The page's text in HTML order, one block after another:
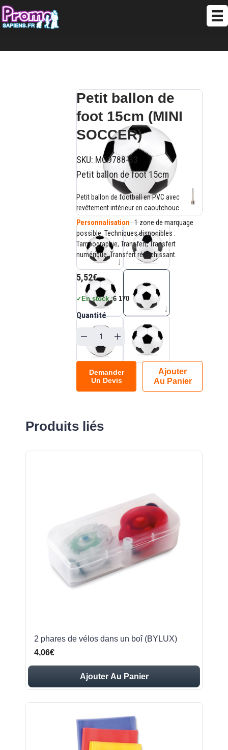
Petit ballon de
foot 15cm (MINI
SOCCER)
SKU: MO9788-33
Petit ballon de foot 15cm
Petit ballon de football en PVC avec
revêtement intérieur en caoutchouc
Personnalisation: 1 zone de marquage
possible. Techniques disponibles :
Tampographie, Transfert, Transfert
numérique, Transfert réfléchissant.
5,52€
✓ En stock :6 170
Quantité
Demander
Un Devis
Ajouter
Au Panier
Produits liés
2 phares de vélos dans un boî (BYLUX)
4,06€
Ajouter Au Panier